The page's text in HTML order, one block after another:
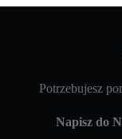
Potrzebujesz
Napisz do